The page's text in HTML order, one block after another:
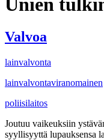
Unien
Valvoa
lainvalvonta
lainvalvontaviranomainen
poliisilaitos
Joutuu vaikeuksiin
syyllisyyttä lupauksensa